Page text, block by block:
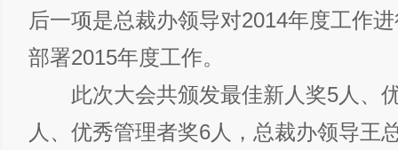
后一项是总裁办领导对2014年度工作
部署2015年度工作。
此次大会共颁发最佳新人奖5人、
人、优秀管理者奖6人，总裁办领导王